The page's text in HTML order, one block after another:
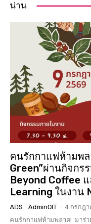
น่าน
คนรักกาแฟห้ามพล
Green”ผ่านกิจกร
Beyond Coffee
Learning ในงาน
ADS AdminOIT - 4 กรกฎ
คนรักกาแฟห้ามพลาด! มาร่วมค้นหาเสน่ห์ของ “กาแฟน่าน”ภายในงาน